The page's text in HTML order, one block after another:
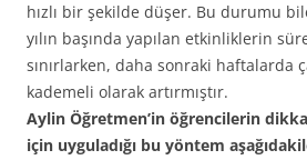
hızlı bir şekilde düşer. Bu durumu
yılın başında yapılan etkinliklerin
sınırlarken, daha sonraki haftalarda
kademeli olarak artırmıştır.
Aylin Öğretmen’in öğrencilerin
için uyguladığı bu yöntem